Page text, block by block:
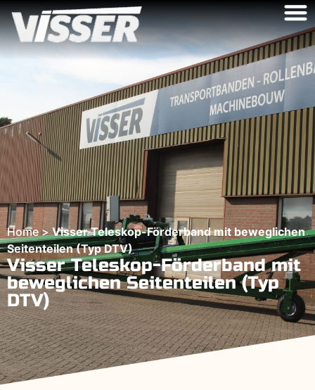
Home>Visser Teleskop-Förderband mit beweglichen
Seitenteilen (Typ DTV)
Visser Teleskop-Förderband mit
beweglichen Seitenteilen (Typ
DTV)